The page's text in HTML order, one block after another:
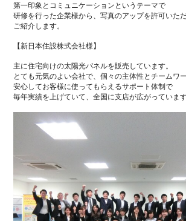
第一印象とコミュニケーションというテーマで
研修を行った企業様から、写真のアップを許可いた
ご紹介します。
【新日本住設株式会社様】
主に住宅向けの太陽光パネルを販売しています。
とても元気のよい会社で、個々の主体性とチームワ
安心してお客様に使ってもらえるサポート体制で
毎年実績を上げていて、全国に支店が広がっています